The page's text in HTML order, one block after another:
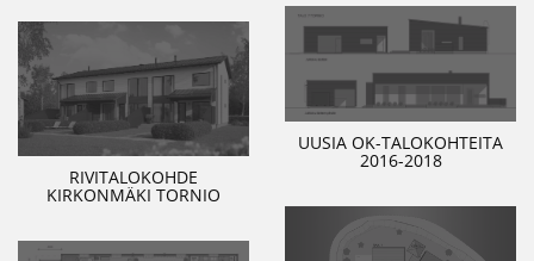
UUSIA OK-TALOKOHTEITA
2016-2018
RIVITALOKOHDE
KIRKONMÄKI TORNIO